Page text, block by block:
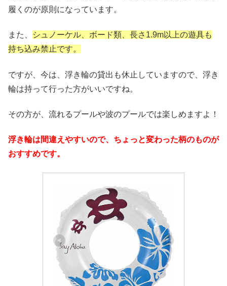
履くのが原則になっています。
また、
シュノーケル、ボード類、長さ1.9m以上の遊具も
持ち込み禁止です。
ですが、今は、浮き輪の貸出も休止していますので、浮き
輪は持って行った方がいいですね。
その方が、流れるプールや波のプールでは楽しめますよ！
浮き輪は間違えやすいので、ちょっと変わった柄のものが
おすすめです。